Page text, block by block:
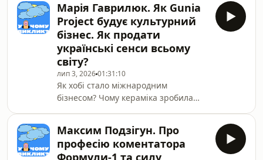
Марія Гаврилюк. Як Gunia
Project будує культурний
бізнес. Як продати
українські сенси всьому
світу?
лип 3, 202601:31:10
Як хобі стало міжнародним
бізнесом? Чому кераміка зробила
речі опиняються у Кайлі Дженнер
та інших світових зірок? І що
Максим Подзігун. Про
професію коментатора
Формули-1 та силу